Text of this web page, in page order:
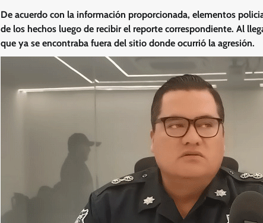
De acuerdo con la información proporcionada, elementos
de los hechos luego de recibir el reporte correspondiente. Al
que ya se encontraba fuera del sitio donde ocurrió la agresión.